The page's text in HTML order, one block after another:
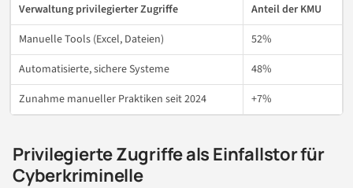
Verwaltung privilegierter Zugriffe
Anteil der KMU
Manuelle Tools (Excel, Dateien)
52%
Automatisierte, sichere Systeme
48%
Zunahme manueller Praktiken seit 2024
+7%
Privilegierte Zugriffe als Einfallstor für
Cyberkriminelle